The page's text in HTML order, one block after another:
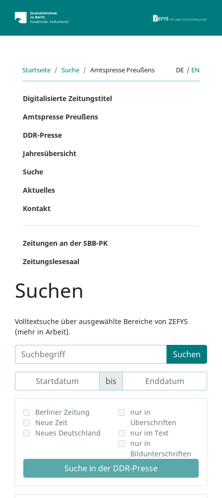
Startseite Suche Amtspresse Preußens DE | EN
Digitalisierte Zeitungstitel
Amtspresse Preußens
DDR-Presse
Jahresübersicht
Suche
Aktuelles
Kontakt
Zeitungen an der SBB-PK
Zeitungslesesaal
Suchen
Volltextsuche über ausgewählte Bereiche von ZEFYS
(mehr in Arbeit).
Suchen
bis
Berliner Zeitung
Neue Zeit
Neues Deutschland
nur in
Überschriften
nur im Text
nur in
Bildunterschriften
Suche in der DDR-Presse